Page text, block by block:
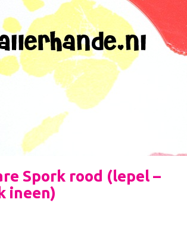
Spork rood (lepel –
ineen)